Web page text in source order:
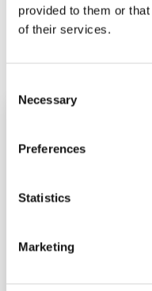
provided to them or
of their services.
Selection
Necessary
Preferences
Statistics
Marketing
vai Joensuussa.
ETUNIMI*